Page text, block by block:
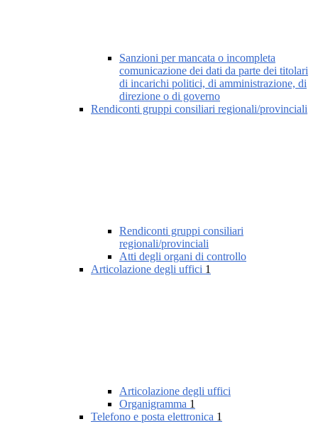
Sanzioni per mancata o incompleta
comunicazione dei dati da parte dei titolari
di incarichi politici, di amministrazione, di
direzione o di governo
Rendiconti gruppi consiliari regionali/provinciali
Rendiconti gruppi consiliari
regionali/provinciali
Atti degli organi di controllo
Articolazione degli uffici 1
Articolazione degli uffici
Organigramma 1
Telefono e posta elettronica 1